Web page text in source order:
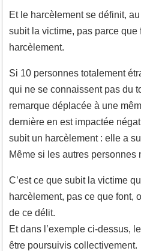
Et le harcèlement se définit,
subit la victime, pas parce que
harcèlement.
Si 10 personnes totalement
qui ne se connaissent pas du
remarque déplacée à une
dernière en est impactée
subit un harcèlement : elle a
Même si les autres personnes
C’est ce que subit la victime
harcèlement, pas ce que font,
de ce délit.
Et dans l’exemple ci-dessus,
être poursuivis collectivement.